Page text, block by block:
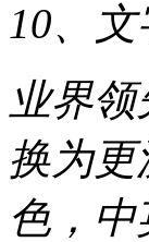
10、
业界
换为
色，